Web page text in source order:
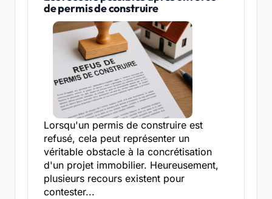
de permis de construire
Lorsqu'un permis de construire est
refusé, cela peut représenter un
véritable obstacle à la concrétisation
d'un projet immobilier. Heureusement,
plusieurs recours existent pour
contester...